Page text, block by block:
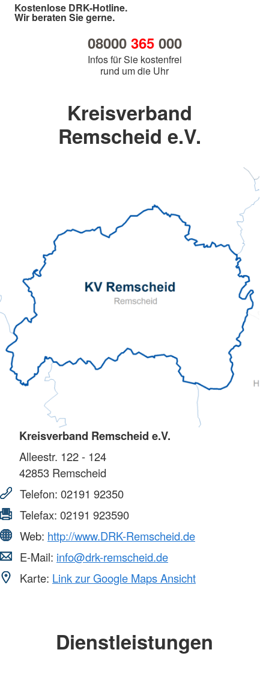
Kostenlose DRK-Hotline.
Wir beraten Sie gerne.
08000 365000
Infos für Sie kostenfrei
rund um die Uhr
Kreisverband
Remscheid e.V.
Kreisverband Remscheid e.V.
Alleestr. 122 - 124
42853 Remscheid
Telefon: 02191 92350
Telefax: 02191 923590
Web: http://www.DRK-Remscheid.de
E-Mail: info@drk-remscheid.de
Karte: Link zur Google Maps Ansicht
Dienstleistungen